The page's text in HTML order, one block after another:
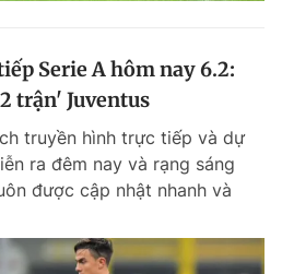
Serie A hôm nay 6.2:
trận' Juventus
truyền hình trực tiếp và dự
ra đêm nay và rạng sáng
được cập nhật nhanh và